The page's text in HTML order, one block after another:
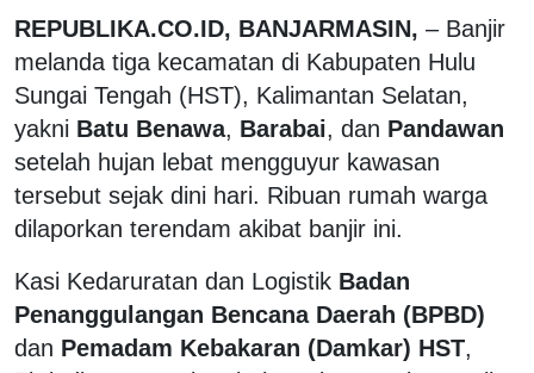
REPUBLIKA.CO.ID, BANJARMASIN, – Banjir
melanda tiga kecamatan di Kabupaten Hulu
Sungai Tengah (HST), Kalimantan Selatan,
yakni Batu Benawa, Barabai, dan Pandawan
setelah hujan lebat mengguyur kawasan
tersebut sejak dini hari. Ribuan rumah warga
dilaporkan terendam akibat banjir ini.
Kasi Kedaruratan dan Logistik Badan
Penanggulangan Bencana Daerah (BPBD)
dan Pemadam Kebakaran (Damkar) HST,